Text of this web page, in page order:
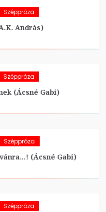
Széppróza
András)
Széppróza
(Ácsné Gabi)
Széppróza
(Ácsné Gabi)
Széppróza